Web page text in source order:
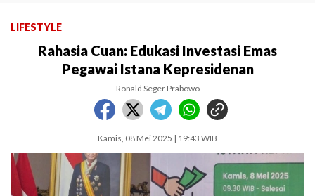
LIFESTYLE
Rahasia Cuan: Edukasi Investasi Emas
Pegawai Istana Kepresidenan
Ronald Seger Prabowo
Kamis, 08 Mei 2025 | 19:43 WIB